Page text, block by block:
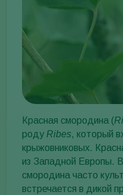
Красная смородина (
роду Ribes, который
крыжовниковых.
из Западной Европы.
смородина часто
встречается в дикой